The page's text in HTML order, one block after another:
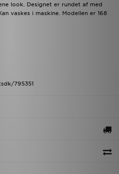
look. Designet er rundet af med
vaskes i maskine. Modellen er 168
795351